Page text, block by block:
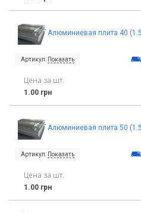
Алюминиевая плита 40
Артикул: Показать
Цена за шт.
1.00 грн
Алюминиевая плита 50
Артикул: Показать
Цена за шт.
1.00 грн